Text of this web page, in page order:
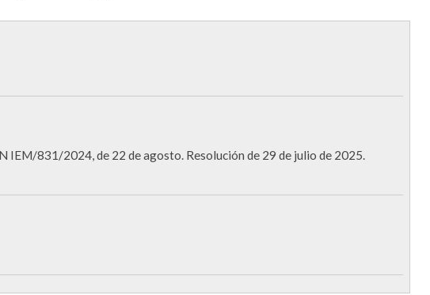
IEM/831/2024, de 22 de agosto. Resolución de 29 de julio de 2025.